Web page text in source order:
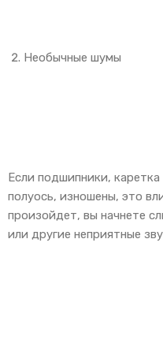
Необычные шумы
Если подшипники,
полуось, изношены, это
произойдет, вы начнете
или другие неприятные